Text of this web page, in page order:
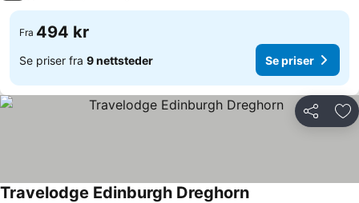
Fra 494 kr
Se priser fra 9 nettsteder Se priser
Del
Travelodge Edinburgh Dreghorn